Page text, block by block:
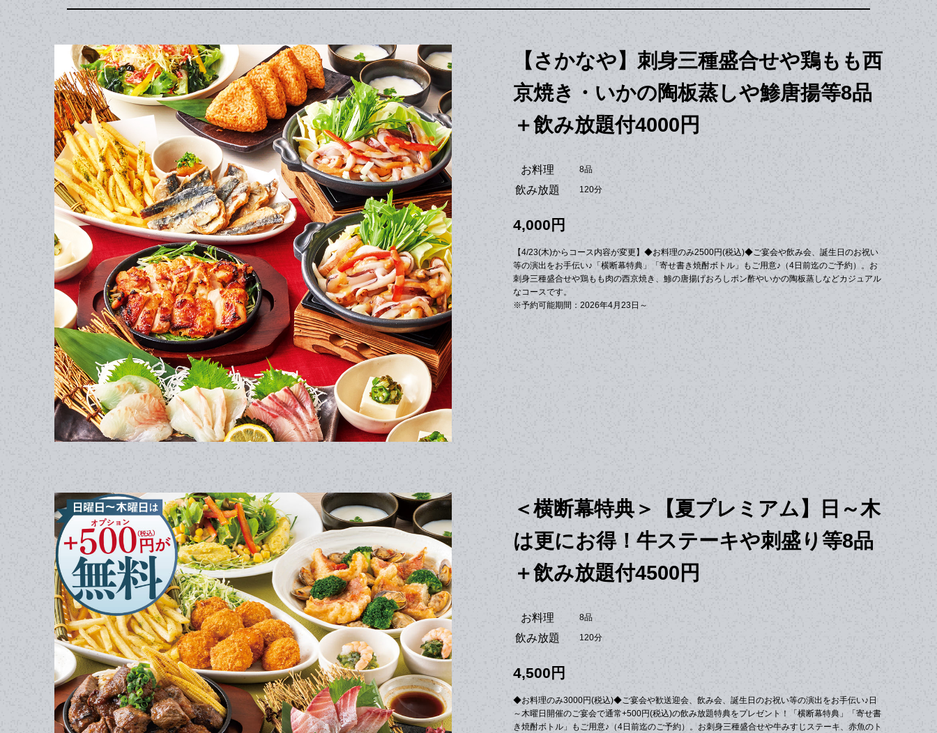
【さかなや】刺身三種盛合せや鶏もも西
京焼き・いかの陶板蒸しや鯵唐揚等8品
＋飲み放題付4000円
お料理 8品
飲み放題 120分
4,000円
【4/23(木)からコース内容が変更】◆お料理のみ2500円(税込)◆ご宴会や飲み会、誕生日のお祝い
等の演出をお手伝い♪「横断幕特典」「寄せ書き焼酎ボトル」もご用意♪（4日前迄のご予約）。お
刺身三種盛合せや鶏もも肉の西京焼き、鯵の唐揚げおろしポン酢やいかの陶板蒸しなどカジュアル
なコースです。
※予約可能期間：2026年4月23日～
＜横断幕特典＞【夏プレミアム】日～木
は更にお得！牛ステーキや刺盛り等8品
＋飲み放題付4500円
お料理 8品
飲み放題 120分
4,500円
◆お料理のみ3000円(税込)◆ご宴会や歓送迎会、飲み会、誕生日のお祝い等の演出をお手伝い♪日
～木曜日開催のご宴会で通常+500円(税込)の飲み放題特典をプレゼント！「横断幕特典」「寄せ書
き焼酎ボトル」もご用意♪（4日前迄のご予約）。お刺身三種盛合せや牛みすじステーキ、赤魚のト